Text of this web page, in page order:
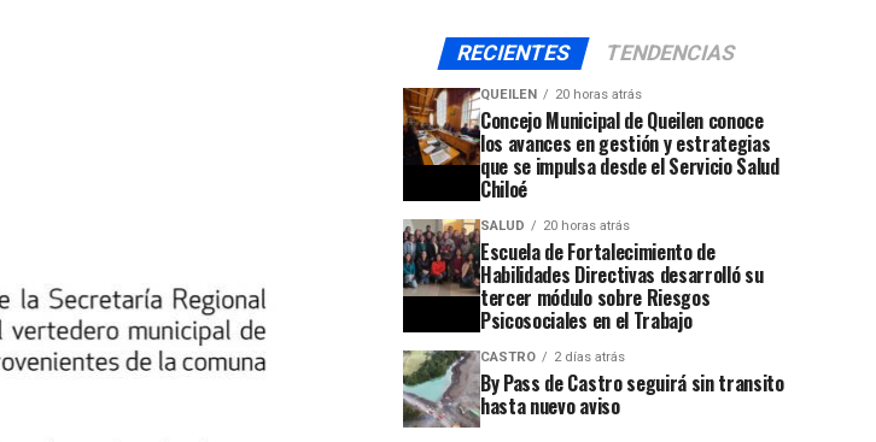
RECIENTES TENDENCIAS
QUEILEN 20 horas atrás
Concejo Municipal de Queilen conoce
los avances en gestión y estrategias
que se impulsa desde el Servicio Salud
Chiloé
SALUD 20 horas atrás
Escuela de Fortalecimiento de
Habilidades Directivas desarrolló su
tercer módulo sobre Riesgos
Psicosociales en el Trabajo
CASTRO 2 días atrás
By Pass de Castro seguirá sin transito
hasta nuevo aviso